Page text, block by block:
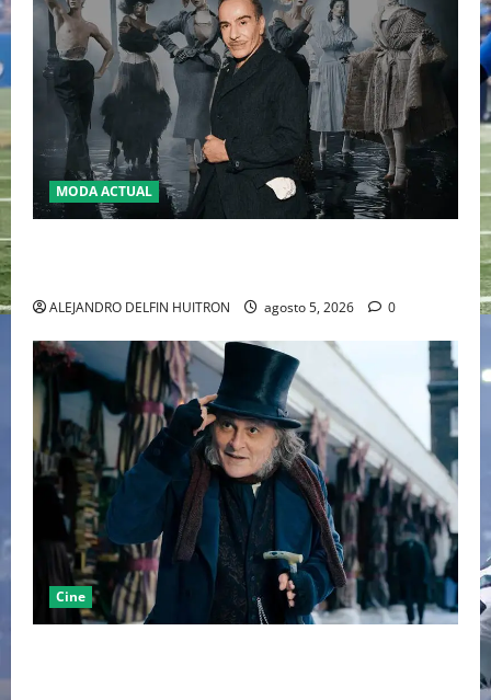
MODA ACTUAL
ALEJANDRO DELFIN HUITRON agosto 5, 2026 0
Cine